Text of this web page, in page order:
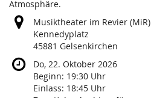
Atmosphäre.
Musiktheater im Revier (MiR)
Kennedyplatz
45881 Gelsenkirchen
Do, 22. Oktober 2026
Beginn: 19:30 Uhr
Einlass: 18:45 Uhr